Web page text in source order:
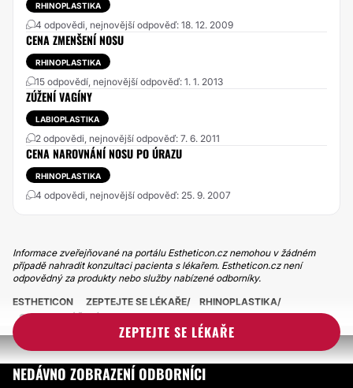
RHINOPLASTIKA
4 odpovědi, nejnovější odpověď: 18. 12. 2009
CENA ZMENŠENÍ NOSU
RHINOPLASTIKA
15 odpovědí, nejnovější odpověď: 1. 1. 2013
ZÚŽENÍ VAGÍNY
LABIOPLASTIKA
2 odpovědi, nejnovější odpověď: 7. 6. 2011
CENA NAROVNÁNÍ NOSU PO ÚRAZU
RHINOPLASTIKA
4 odpovědi, nejnovější odpověď: 25. 9. 2007
Informace zveřejňované na portálu Estheticon.cz nemohou v žádném
případě nahradit konzultaci pacienta s lékařem. Estheticon.cz není
odpovědný za produkty nebo služby nabízené odborníky.
ZEPTEJTE SE LÉKAŘE
ESTHETICON ZEPTEJTE SE LÉKAŘE
RHINOPLASTIKA
CENA ZA ZÚŽENÍ NOSU
NEDÁVNO ZOBRAZENÍ ODBORNÍCI